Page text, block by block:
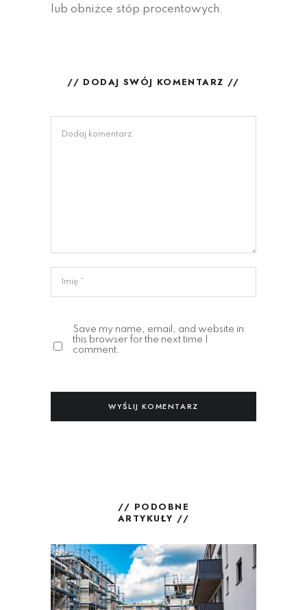
lub obniżce stóp procentowych.
// DODAJ SWÓJ KOMENTARZ //
Save my name, email, and website in
this browser for the next time I
comment.
// PODOBNE
ARTYKUŁY //